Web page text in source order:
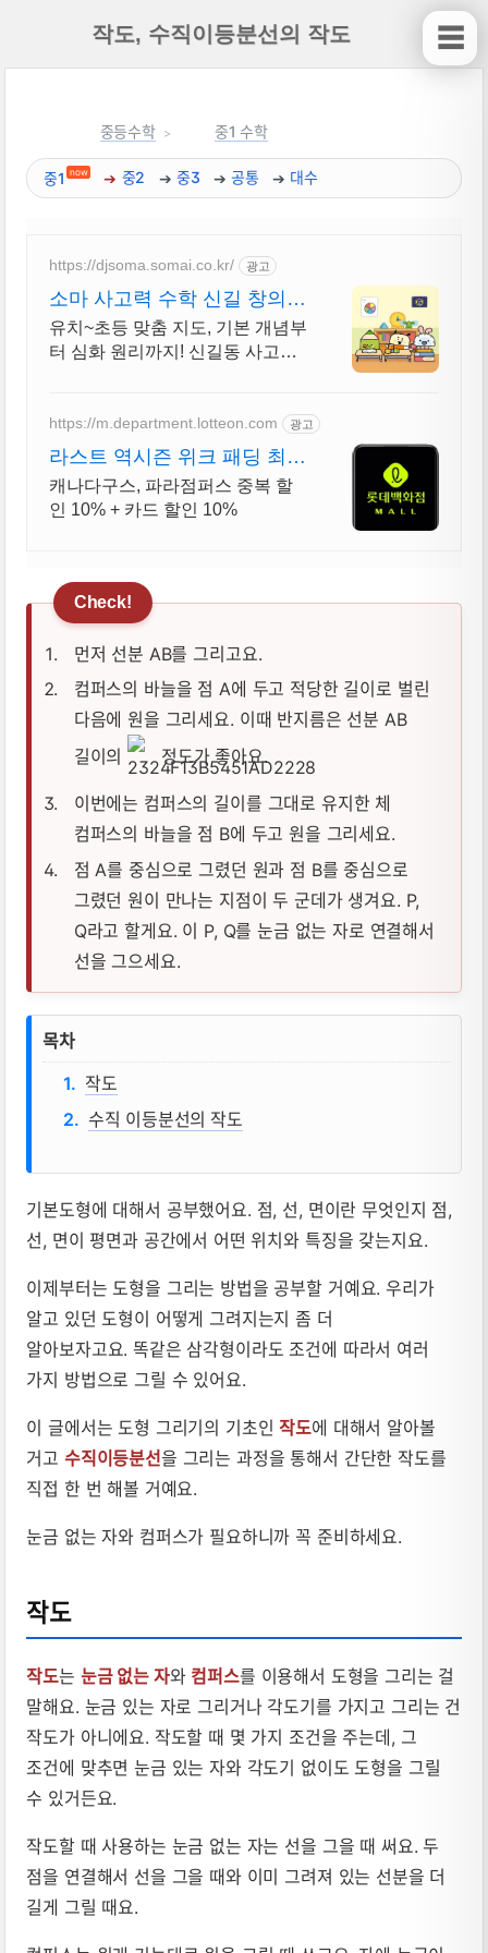
작도, 수직이등분선의 작도
중등수학 중1 수학
중1 now 중2 중3 공통 대수
https://djsoma.somai.co.kr/ 광고
소마 사고력 수학 신길 창의사
고력부터 문제해결력까지
유치~초등 맞춤 지도, 기본 개념부
터 심화 원리까지! 신길동 사고력
https://m.department.lotteon.com 광고
라스트 역시즌 위크 패딩 최대
74% 할인
캐나다구스, 파라점퍼스 중복 할
인 10% + 카드 할인 10%
먼저 선분 AB를 그리고요.
컴퍼스의 바늘을 점 A에 두고 적당한 길이로 벌린
다음에 원을 그리세요. 이때 반지름은 선분 AB
길이의
정도가 좋아요.
이번에는 컴퍼스의 길이를 그대로 유지한 체
컴퍼스의 바늘을 점 B에 두고 원을 그리세요.
점 A를 중심으로 그렸던 원과 점 B를 중심으로
그렸던 원이 만나는 지점이 두 군데가 생겨요. P,
Q라고 할게요. 이 P, Q를 눈금 없는 자로 연결해서
선을 그으세요.
작도, 수직이등분선의 작도 뜻, 성질, 공
목차
작도
수직 이등분선의 작도
기본도형에 대해서 공부했어요. 점, 선, 면이란 무엇인지 점,
선, 면이 평면과 공간에서 어떤 위치와 특징을 갖는지요.
이제부터는 도형을 그리는 방법을 공부할 거예요. 우리가
알고 있던 도형이 어떻게 그려지는지 좀 더
알아보자고요. 똑같은 삼각형이라도 조건에 따라서 여러
가지 방법으로 그릴 수 있어요.
이 글에서는 도형 그리기의 기초인작도에 대해서 알아볼
거고 수직이등분선을 그리는 과정을 통해서 간단한 작도를
직접 한 번 해볼 거예요.
눈금 없는 자와 컴퍼스가 필요하니까 꼭 준비하세요.
작도
작도는 눈금 없는 자와 컴퍼스를 이용해서 도형을 그리는 걸
말해요. 눈금 있는 자로 그리거나 각도기를 가지고 그리는 건
작도가 아니에요. 작도할 때 몇 가지 조건을 주는데, 그
조건에 맞추면 눈금 있는 자와 각도기 없이도 도형을 그릴
수 있거든요.
작도할 때 사용하는 눈금 없는 자는 선을 그을 때 써요. 두
점을 연결해서 선을 그을 때와 이미 그려져 있는 선분을 더
길게 그릴 때요.
☰